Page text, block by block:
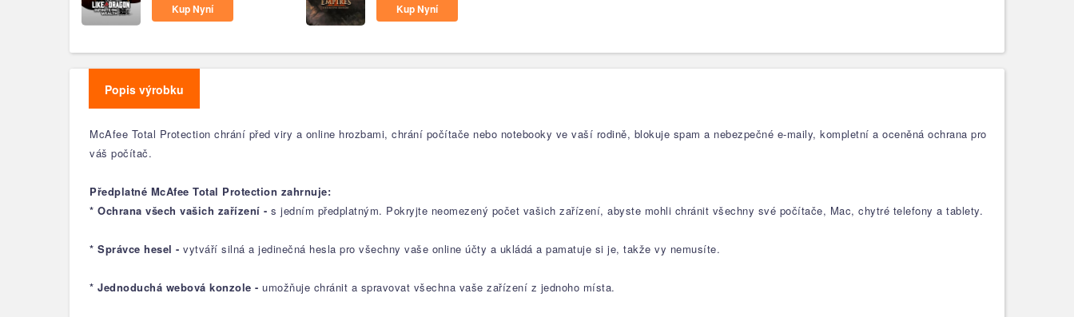
Kup Nyní
Kup Nyní
Popis výrobku
McAfee Total Protection chrání před viry a online hrozbami, chrání počítače nebo notebooky ve vaší rodině, blokuje spam a nebezpečné e-maily, kompletní a oceněná ochrana pro
váš počítač.
Předplatné McAfee Total Protection zahrnuje:
* Ochrana všech vašich zařízení - s jedním předplatným. Pokryjte neomezený počet vašich zařízení, abyste mohli chránit všechny své počítače, Mac, chytré telefony a tablety.
* Správce hesel - vytváří silná a jedinečná hesla pro všechny vaše online účty a ukládá a pamatuje si je, takže vy nemusíte.
* Jednoduchá webová konzole - umožňuje chránit a spravovat všechna vaše zařízení z jednoho místa.